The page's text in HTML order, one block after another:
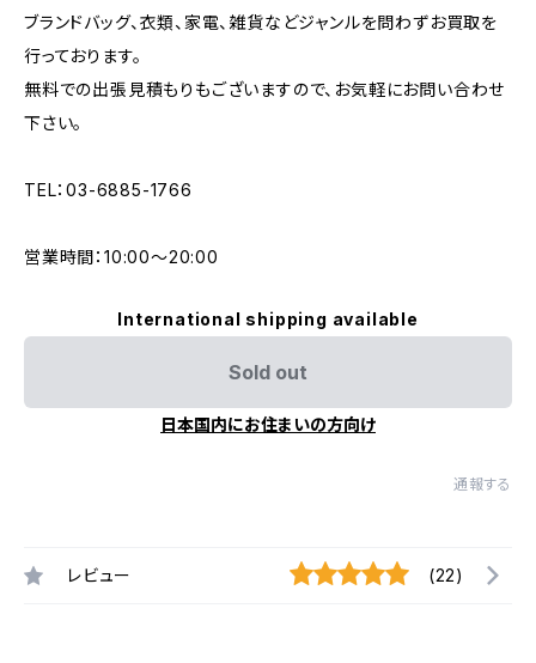
ブランドバッグ、衣類、家電、雑貨などジャンルを問わずお買取を
行っております。
無料での出張見積もりもございますので、お気軽にお問い合わせ
下さい。
TEL：03-6885-1766
営業時間：10:00〜20:00
International shipping available
Sold out
日本国内にお住まいの方向け
通報する
レビュー (22)